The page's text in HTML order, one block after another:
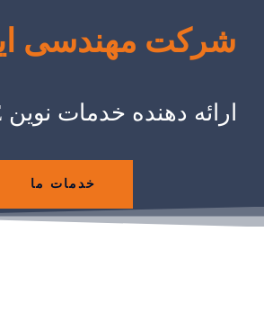
شرکت مهندسی
ارائه دهنده خدمات نوین HSE و AIM
خدمات ما